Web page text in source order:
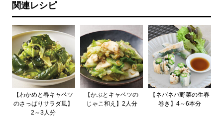
関連レシピ
【わかめと春キャベツ
のさっぱりサラダ風】
2～3人分
【かぶとキャベツの
じゃこ和え】2人分
【ネバネバ野菜の生春
巻き】4～6本分